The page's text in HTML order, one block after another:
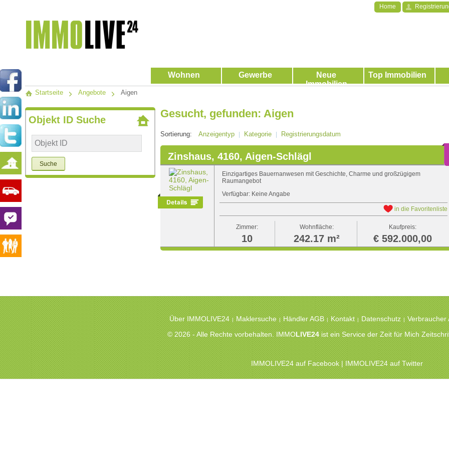
Home
Wohnen Gewerbe
Neue
Immobilien
Top Immobilien
Startseite Angebote Aigen
Objekt ID Suche Gesucht, gefunden: Aigen
Sortierung: Anzeigentyp Kategorie Registrierungsdatum
Zinshaus, 4160, Aigen-Schlägl
Einzigartiges Bauernanwesen mit Geschichte, Charme und großzügigem
Raumangebot
Verfügbar: Keine Angabe
in die Favoritenliste
Zimmer:
10
Wohnfläche:
242.17 m²
Kaufpreis:
€ 592.000,00
Über IMMOLIVE24 | Maklersuche | Händler AGB | Kontakt | Datenschutz | Verbraucher
© 2026 - Alle Rechte vorbehalten. IMMOLIVE24ist ein Service der Zeit für Mich
IMMOLIVE24 auf Facebook|IMMOLIVE24 auf Twitter